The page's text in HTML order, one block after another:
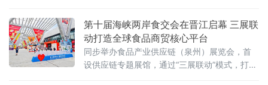
经济新闻联播深入展会一线，记录这场食品盛
宴的精彩瞬间
第十届海峡两岸食交会在晋江启幕 三展联
动打造全球食品商贸核心平台
同步举办食品产业供应链（泉州）展览会，首
设供应链专题展馆，通过“三展联动”模式，打造